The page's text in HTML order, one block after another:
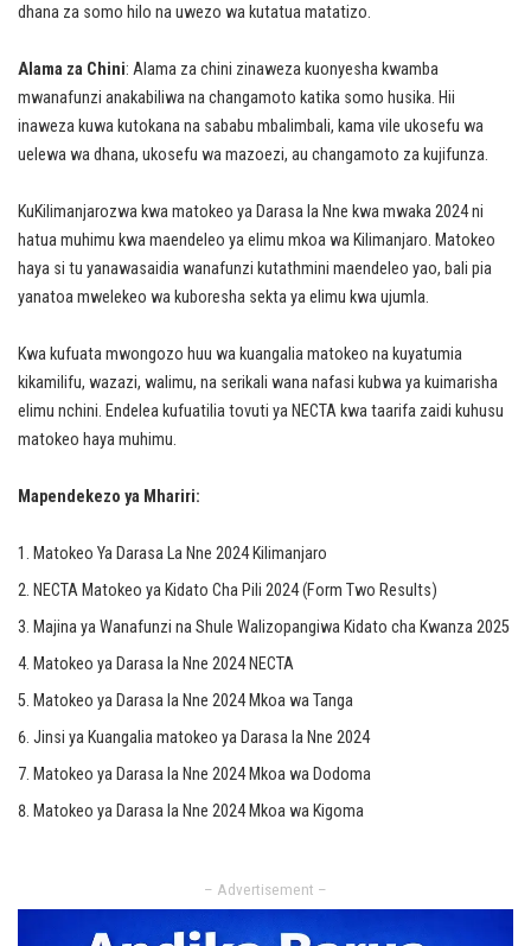
dhana za somo hilo na uwezo wa kutatua matatizo.
Alama za Chini: Alama za chini zinaweza kuonyesha kwamba
mwanafunzi anakabiliwa na changamoto katika somo husika. Hii
inaweza kuwa kutokana na sababu mbalimbali, kama vile ukosefu wa
uelewa wa dhana, ukosefu wa mazoezi, au changamoto za kujifunza.
KuKilimanjarozwa kwa matokeo ya Darasa la Nne kwa mwaka 2024 ni
hatua muhimu kwa maendeleo ya elimu mkoa wa Kilimanjaro. Matokeo
haya si tu yanawasaidia wanafunzi kutathmini maendeleo yao, bali pia
yanatoa mwelekeo wa kuboresha sekta ya elimu kwa ujumla.
Kwa kufuata mwongozo huu wa kuangalia matokeo na kuyatumia
kikamilifu, wazazi, walimu, na serikali wana nafasi kubwa ya kuimarisha
elimu nchini. Endelea kufuatilia tovuti ya NECTA kwa taarifa zaidi kuhusu
matokeo haya muhimu.
Mapendekezo ya Mhariri:
Matokeo Ya Darasa La Nne 2024 Kilimanjaro
NECTA Matokeo ya Kidato Cha Pili 2024 (Form Two Results)
Majina ya Wanafunzi na Shule Walizopangiwa Kidato cha Kwanza 2025
Matokeo ya Darasa la Nne 2024 NECTA
Matokeo ya Darasa la Nne 2024 Mkoa wa Tanga
Jinsi ya Kuangalia matokeo ya Darasa la Nne 2024
Matokeo ya Darasa la Nne 2024 Mkoa wa Dodoma
Matokeo ya Darasa la Nne 2024 Mkoa wa Kigoma
– Advertisement –